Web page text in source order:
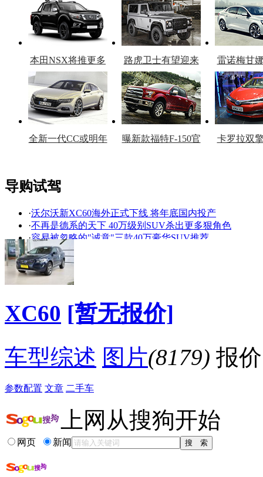
本田NSX将推更多
车型
路虎卫士有望迎来
复产
雷诺梅甘
官
全新一代CC或明年
曝新款福特F-150官
卡罗拉双
看赛车宝贝争奇斗
艳
车模美腿爆乳无惧
走光
导购试驾
·沃尔沃新XC60海外正式下线 将年底国内投产
·不再是德系的天下 40万级别SUV杀出更多狠角色
·容易被忽略的"诚意"三款40万豪华SUV推荐
·郑州东沃定制版 XC60 AW直销专场！
·武汉沃尔沃XC60最高优惠6.7万
·中汽南方亦庄沃尔沃 邀您尊享“尊沃认证二手车
·沃尔沃xc60加多少机油,沃尔沃xc60用什么机油
沃尔沃XC60发动机冷却液液位低故障检修
沃尔沃XC60四万公里保养费用明细表,保养项目推荐
·沃尔沃XC60更换雨刮器价格明细表
降价促销
XC60 [暂无报价]
车型综述 图片(8179) 报价
参数配置 文章 二手车
上网从搜狗开始
网页 新闻